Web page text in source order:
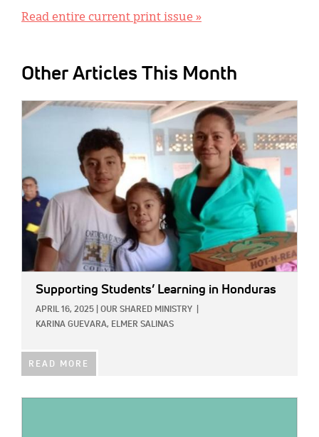
Read entire current print issue »
Other Articles This Month
IMAGE:
Supporting Students’ Learning in Honduras
APRIL 16, 2025 OUR SHARED MINISTRY
KARINA GUEVARA, ELMER SALINAS
READ MORE